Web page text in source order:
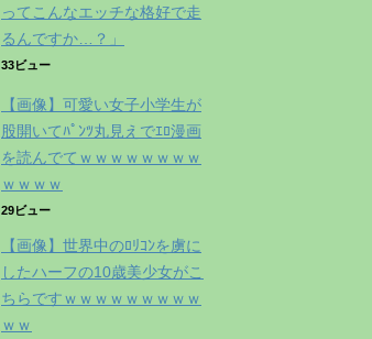
ってこんなエッチな格好で走
るんですか…？」
33ビュー
【画像】可愛い女子小学生が
股開いてﾊﾟﾝﾂ丸見えでｴﾛ漫画
を読んでてｗｗｗｗｗｗｗｗ
ｗｗｗｗ
29ビュー
【画像】世界中のﾛﾘｺﾝを虜に
したハーフの10歳美少女がこ
ちらですｗｗｗｗｗｗｗｗｗ
ｗｗ